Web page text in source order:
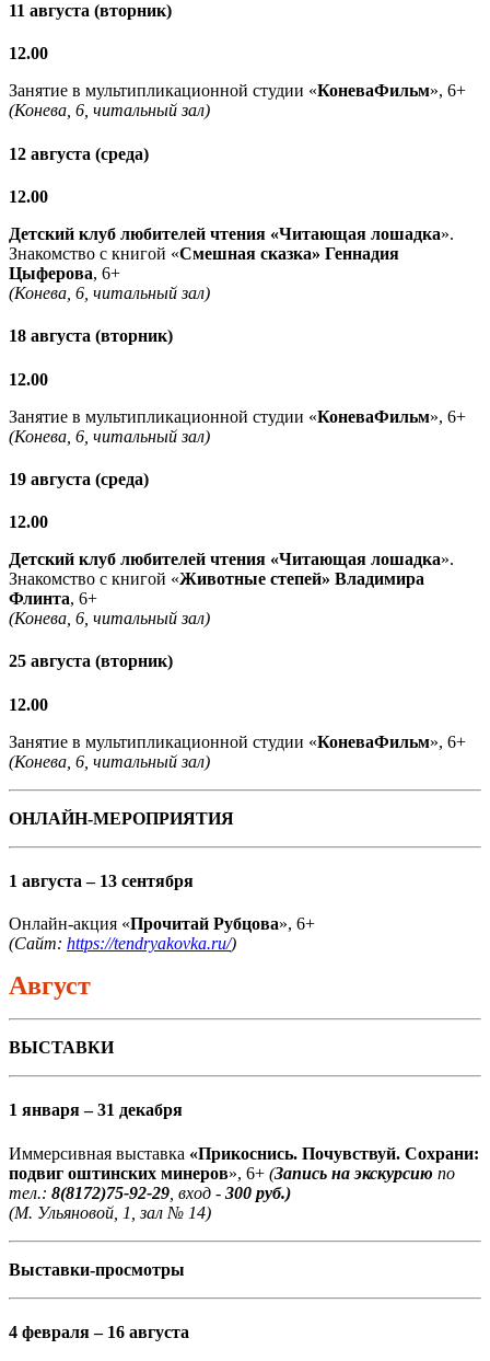
11 августа (вторник)
12.00
Занятие в мультипликационной студии «КоневаФильм», 6+
(Конева, 6, читальный зал)
12 августа (среда)
12.00
Детский клуб любителей чтения «Читающая лошадка».
Знакомство с книгой «Смешная сказка» Геннадия
Цыферова, 6+
(Конева, 6, читальный зал)
18 августа (вторник)
12.00
Занятие в мультипликационной студии «КоневаФильм», 6+
(Конева, 6, читальный зал)
19 августа (среда)
12.00
Детский клуб любителей чтения «Читающая лошадка».
Знакомство с книгой «Животные степей» Владимира
Флинта, 6+
(Конева, 6, читальный зал)
25 августа (вторник)
12.00
Занятие в мультипликационной студии «КоневаФильм», 6+
(Конева, 6, читальный зал)
ОНЛАЙН-МЕРОПРИЯТИЯ
1 августа – 13 сентября
Онлайн-акция «Прочитай Рубцова», 6+
(Сайт: https://tendryakovka.ru/)
Август
ВЫСТАВКИ
1 января – 31 декабря
Иммерсивная выставка «Прикоснись. Почувствуй. Сохрани:
подвиг оштинских минеров», 6+ (Запись на экскурсию по
тел.: 8(8172)75-92-29 , вход - 300 руб.)
(М. Ульяновой, 1, зал № 14)
Выставки-просмотры
4 февраля – 16 августа